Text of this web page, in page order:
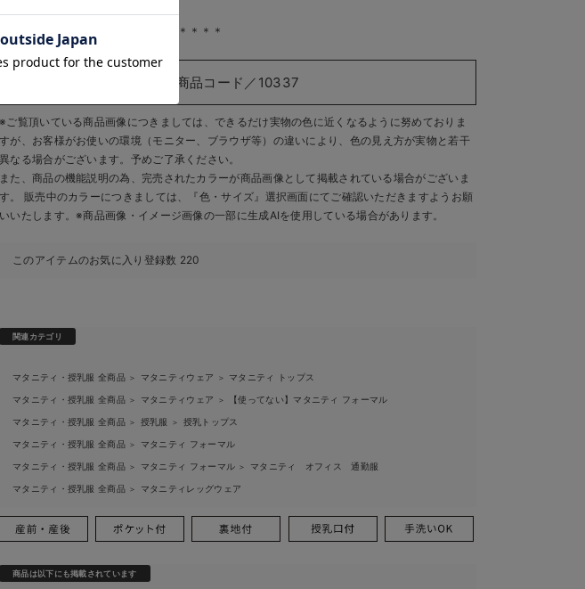
＊＊＊＊＊＊＊＊＊＊＊＊＊＊＊＊＊＊＊
商品コード／10337
※ご覧頂いている商品画像につきましては、できるだけ実物の色に近くなるように努めておりま
すが、 お客様がお使いの環境（モニター、ブラウザ等）の違いにより、色の見え方が実物と若干
異なる場合がございます。予めご了承ください。
また、商品の機能説明の為、完売されたカラーが商品画像として掲載されている場合がございま
す。 販売中のカラーにつきましては、『色・サイズ』選択画面にてご確認いただきますようお願
いいたします。 ※商品画像・イメージ画像の一部に生成AIを使用している場合があります。
このアイテムのお気に入り登録数 220
関連カテゴリ
マタニティ・授乳服 全商品 ＞ マタニティウェア ＞ マタニティ トップス
マタニティ・授乳服 全商品 ＞ マタニティウェア ＞ 【使ってない】マタニティ フォーマル
マタニティ・授乳服 全商品 ＞ 授乳服 ＞ 授乳トップス
マタニティ・授乳服 全商品 ＞ マタニティ フォーマル
マタニティ・授乳服 全商品 ＞ マタニティ フォーマル ＞ マタニティ オフィス 通勤服
マタニティ・授乳服 全商品 ＞ マタニティレッグウェア
商品は以下にも掲載されています
確認する